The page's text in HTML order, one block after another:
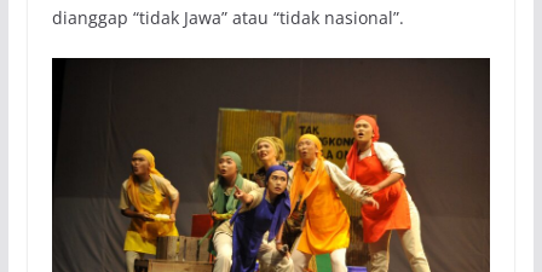
dianggap “tidak Jawa” atau “tidak nasional”.